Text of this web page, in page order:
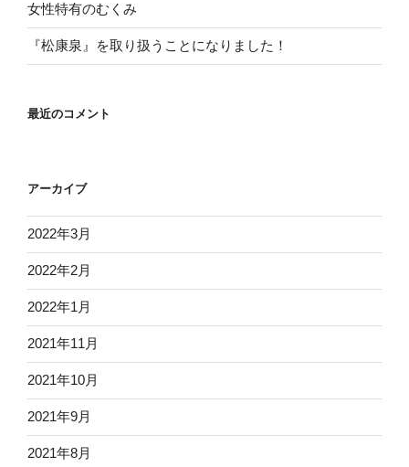
女性特有のむくみ
『松康泉』を取り扱うことになりました！
最近のコメント
アーカイブ
2022年3月
2022年2月
2022年1月
2021年11月
2021年10月
2021年9月
2021年8月